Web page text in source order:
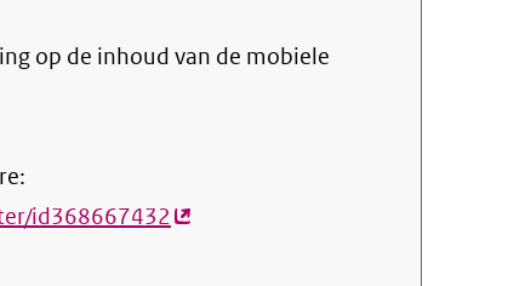
op de inhoud van de mobiele
id368667432(externe